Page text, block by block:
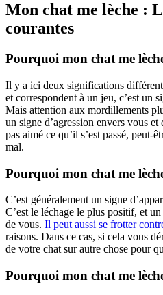
Mon chat me lèche :
courantes
Pourquoi mon chat me
Il y a ici deux significations
et correspondent à un jeu, c’est un
Mais attention aux mordillements
un signe d’agression envers vous
pas aimé ce qu’il s’est passé, peut-
mal.
Pourquoi mon chat me
C’est généralement un signe
C’est le léchage le plus positif, et
de vous. Il peut aussi se frotter
raisons. Dans ce cas, si cela vous
de votre chat sur autre chose pour
Pourquoi mon chat me